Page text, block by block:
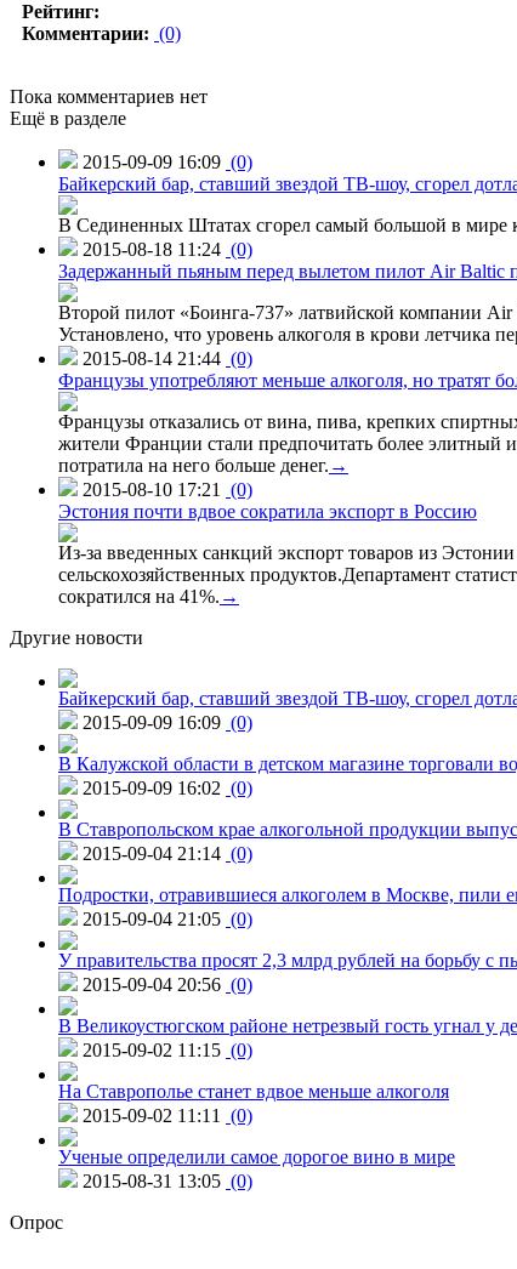
Рейтинг:
Комментарии: (0)
Пока комментариев нет
Ещё в разделе
2015-09-09 16:09 (0)
Байкерский бар, ставший звездой ТВ-шоу, сгорел
В Сединенных Штатах сгорел самый большой в мире
2015-08-18 11:24 (0)
Задержанный пьяным перед вылетом пилот Air Baltic
Второй пилот «Боинга-737» латвийской компании
Установлено, что уровень алкоголя в крови летчика
2015-08-14 21:44 (0)
Французы употребляют меньше алкоголя, но тратят
Французы отказались от вина, пива, крепких
жители Франции стали предпочитать более элитный
потратила на него больше денег. →
2015-08-10 17:21
(0)
Эстония почти вдвое сократила экспорт в Россию
Из-за введенных санкций экспорт товаров из
сельскохозяйственных продуктов.Департамент
сократился на 41%. →
Другие новости
Байкерский бар, ставший звездой ТВ-шоу, сгорел
2015-09-09 16:09 (0)
В Калужской области в детском магазине торговали
2015-09-09 16:02 (0)
В Ставропольском крае алкогольной продукции
2015-09-04 21:14 (0)
Подростки, отравившиеся алкоголем в Москве, пили
2015-09-04 21:05 (0)
У правительства просят 2,3 млрд рублей на борьбу с
2015-09-04 20:56 (0)
В Великоустюгском районе нетрезвый гость угнал у
2015-09-02 11:15 (0)
На Ставрополье станет вдвое меньше алкоголя
2015-09-02 11:11
(0)
Ученые определили самое дорогое вино в мире
2015-08-31 13:05 (0)
Опрос